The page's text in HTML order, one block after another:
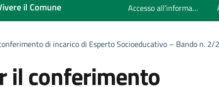
il Comune Accesso all'informazione
di incarico di Esperto Socioeducativo – Bando n. 2/
il conferimento